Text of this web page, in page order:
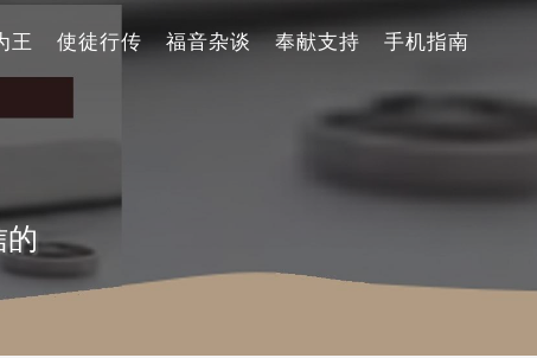
王 使徒行传 福音杂谈 奉献支持 手机指南